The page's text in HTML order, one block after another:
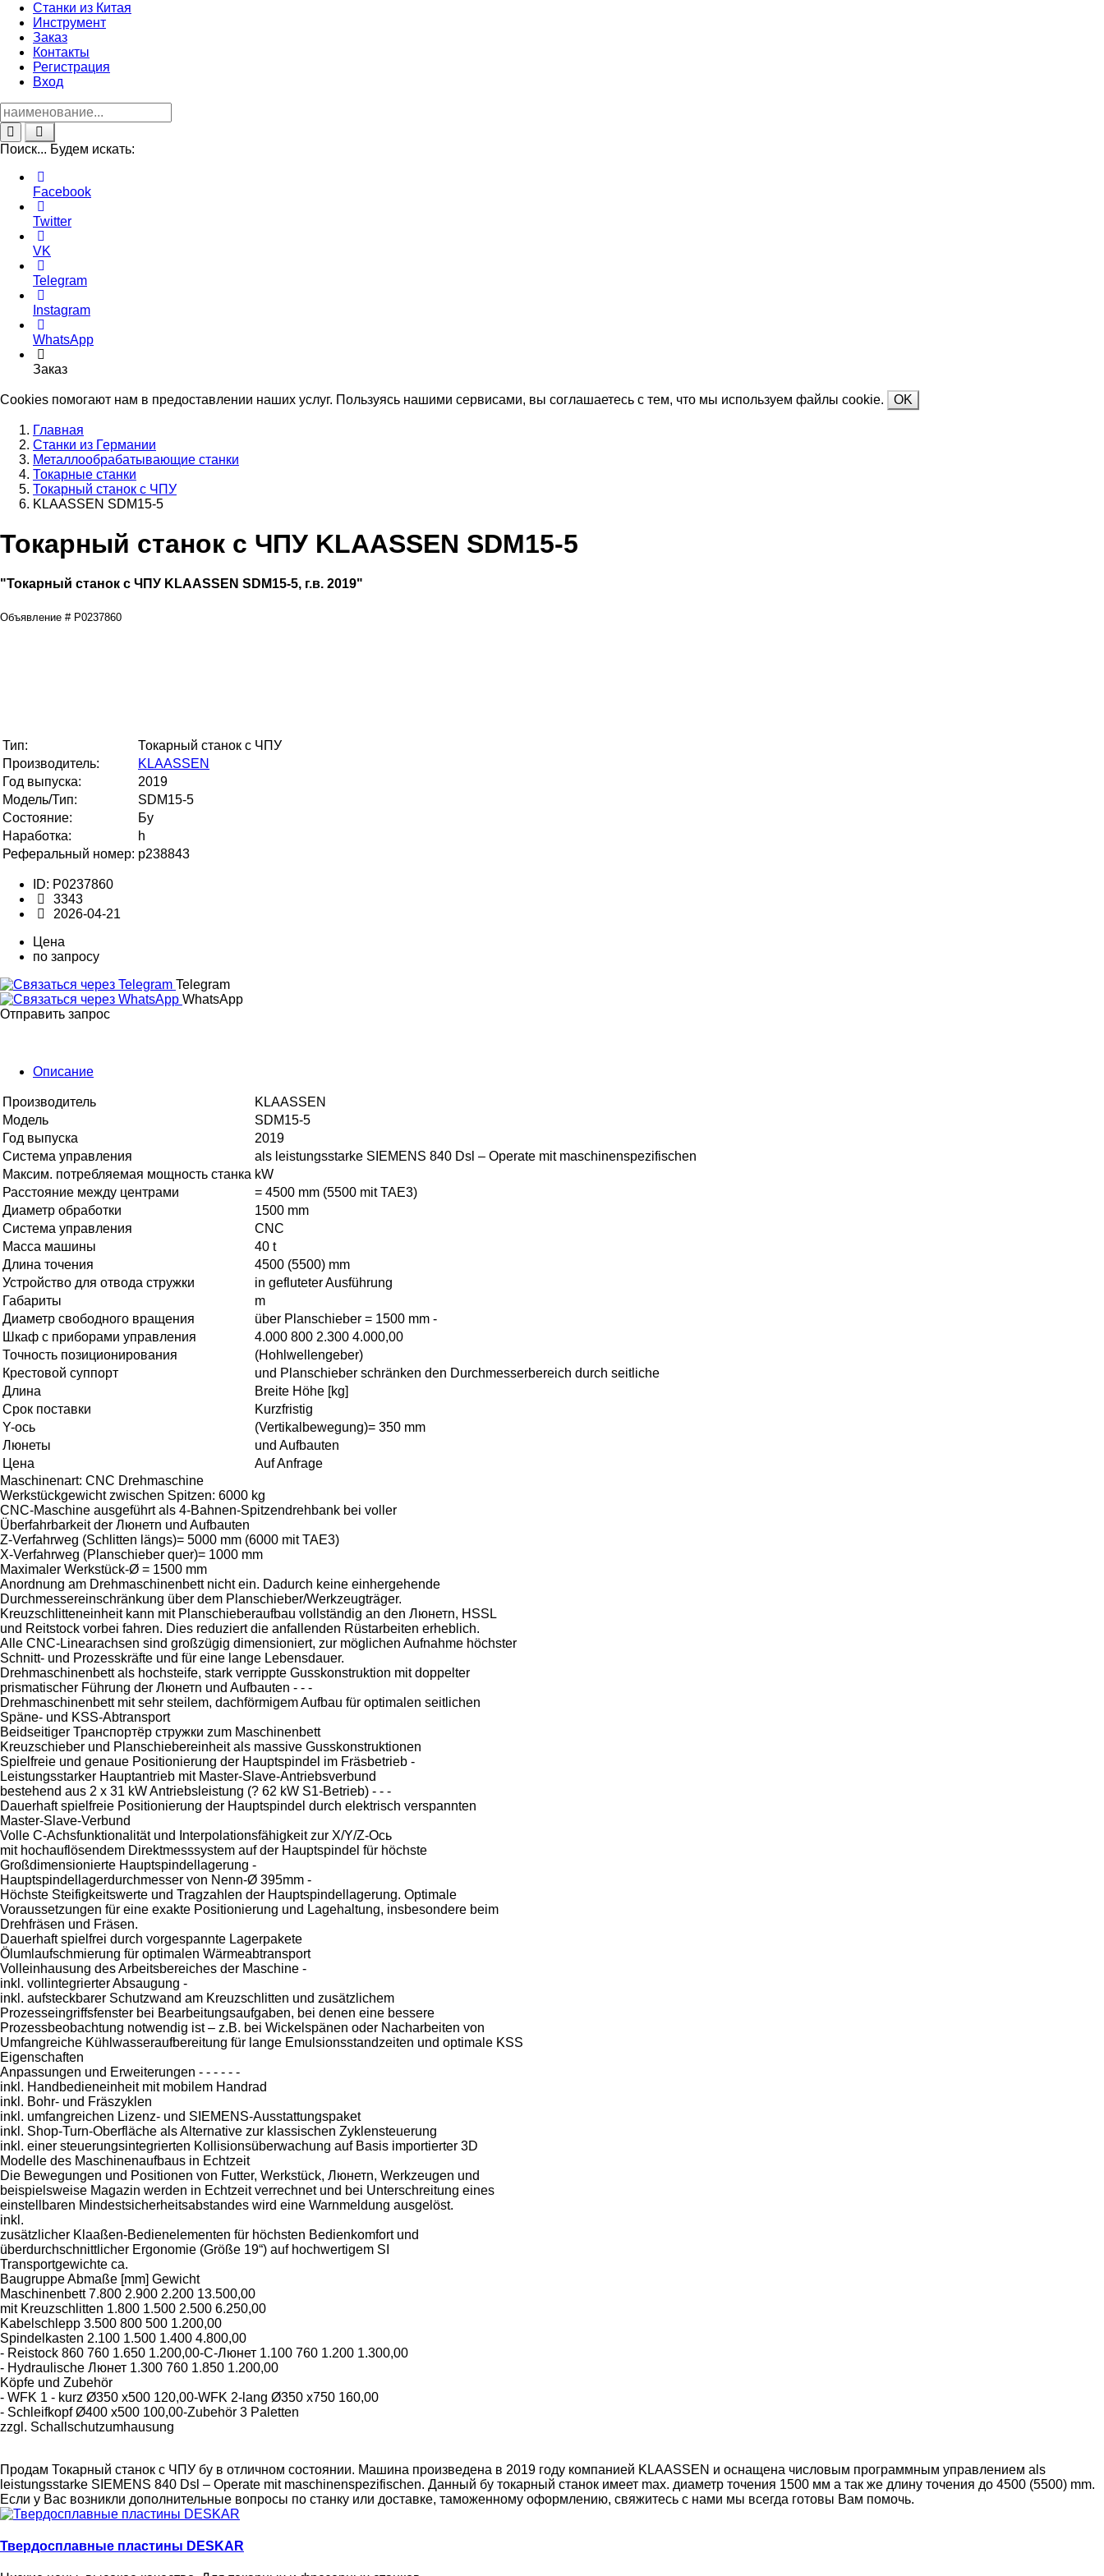
Станки из Китая
Инструмент
Заказ
Контакты
Регистрация
Вход
Поиск... Будем искать:
Facebook
Twitter
VK
Telegram
Instagram
WhatsApp
Заказ
Cookies помогают нам в предоставлении наших услуг. Пользуясь нашими сервисами, вы соглашаетесь с тем, что мы используем файлы cookie. OK
Главная
Станки из Германии
Металлообрабатывающие станки
Токарные станки
Токарный станок с ЧПУ
KLAASSEN SDM15-5
Токарный станок с ЧПУ KLAASSEN SDM15-5
"Токарный станок с ЧПУ KLAASSEN SDM15-5, г.в. 2019"
Объявление # P0237860
Тип:
Токарный станок с ЧПУ
Производитель:
KLAASSEN
Год выпуска:
2019
Модель/Тип:
SDM15-5
Состояние:
Бу
Наработка:
h
Реферальный номер: p238843
ID: P0237860
3343
2026-04-21
Цена
по запросу
Telegram
WhatsApp
Отправить запрос
Описание
Производитель
KLAASSEN
Модель
SDM15-5
Год выпуска
2019
Система управления
als leistungsstarke SIEMENS 840 Dsl – Operate mit maschinenspezifischen
Максим. потребляемая мощность станка kW
Расстояние между центрами
= 4500 mm (5500 mit TAE3)
Диаметр обработки
1500 mm
Система управления
CNC
Масса машины
40 t
Длина точения
4500 (5500) mm
Устройство для отвода стружки
in gefluteter Ausführung
Габариты
m
Диаметр свободного вращения
über Planschieber = 1500 mm -
Шкаф с приборами управления
4.000 800 2.300 4.000,00
Точность позиционирования
(Hohlwellengeber)
Крестовой суппорт
und Planschieber schränken den Durchmesserbereich durch seitliche
Длина
Breite Höhe [kg]
Срок поставки
Kurzfristig
Y-ось
(Vertikalbewegung)= 350 mm
Люнеты
und Aufbauten
Цена
Auf Anfrage
Maschinenart: CNC Drehmaschine
Werkstückgewicht zwischen Spitzen: 6000 kg
CNC-Maschine ausgeführt als 4-Bahnen-Spitzendrehbank bei voller
Überfahrbarkeit der Люнетn und Aufbauten
Z-Verfahrweg (Schlitten längs)= 5000 mm (6000 mit TAE3)
X-Verfahrweg (Planschieber quer)= 1000 mm
Maximaler Werkstück-Ø = 1500 mm
Anordnung am Drehmaschinenbett nicht ein. Dadurch keine einhergehende
Durchmessereinschränkung über dem Planschieber/Werkzeugträger.
Kreuzschlitteneinheit kann mit Planschieberaufbau vollständig an den Люнетn, HSSL
und Reitstock vorbei fahren. Dies reduziert die anfallenden Rüstarbeiten erheblich.
Alle CNC-Linearachsen sind großzügig dimensioniert, zur möglichen Aufnahme höchster
Schnitt- und Prozesskräfte und für eine lange Lebensdauer.
Drehmaschinenbett als hochsteife, stark verrippte Gusskonstruktion mit doppelter
prismatischer Führung der Люнетn und Aufbauten - - -
Drehmaschinenbett mit sehr steilem, dachförmigem Aufbau für optimalen seitlichen
Späne- und KSS-Abtransport
Beidseitiger Транспортёр стружки zum Maschinenbett
Kreuzschieber und Planschiebereinheit als massive Gusskonstruktionen
Spielfreie und genaue Positionierung der Hauptspindel im Fräsbetrieb -
Leistungsstarker Hauptantrieb mit Master-Slave-Antriebsverbund
bestehend aus 2 x 31 kW Antriebsleistung (? 62 kW S1-Betrieb) - - -
Dauerhaft spielfreie Positionierung der Hauptspindel durch elektrisch verspannten
Master-Slave-Verbund
Volle C-Achsfunktionalität und Interpolationsfähigkeit zur X/Y/Z-Ось
mit hochauflösendem Direktmesssystem auf der Hauptspindel für höchste
Großdimensionierte Hauptspindellagerung -
Hauptspindellagerdurchmesser von Nenn-Ø 395mm -
Höchste Steifigkeitswerte und Tragzahlen der Hauptspindellagerung. Optimale
Voraussetzungen für eine exakte Positionierung und Lagehaltung, insbesondere beim
Drehfräsen und Fräsen.
Dauerhaft spielfrei durch vorgespannte Lagerpakete
Ölumlaufschmierung für optimalen Wärmeabtransport
Volleinhausung des Arbeitsbereiches der Maschine -
inkl. vollintegrierter Absaugung -
inkl. aufsteckbarer Schutzwand am Kreuzschlitten und zusätzlichem
Prozesseingriffsfenster bei Bearbeitungsaufgaben, bei denen eine bessere
Prozessbeobachtung notwendig ist – z.B. bei Wickelspänen oder Nacharbeiten von
Umfangreiche Kühlwasseraufbereitung für lange Emulsionsstandzeiten und optimale KSS
Eigenschaften
Anpassungen und Erweiterungen - - - - - -
inkl. Handbedieneinheit mit mobilem Handrad
inkl. Bohr- und Fräszyklen
inkl. umfangreichen Lizenz- und SIEMENS-Ausstattungspaket
inkl. Shop-Turn-Oberfläche als Alternative zur klassischen Zyklensteuerung
inkl. einer steuerungsintegrierten Kollisionsüberwachung auf Basis importierter 3D
Modelle des Maschinenaufbaus in Echtzeit
Die Bewegungen und Positionen von Futter, Werkstück, Люнетn, Werkzeugen und
beispielsweise Magazin werden in Echtzeit verrechnet und bei Unterschreitung eines
einstellbaren Mindestsicherheitsabstandes wird eine Warnmeldung ausgelöst.
inkl.
zusätzlicher Klaaßen-Bedienelementen für höchsten Bedienkomfort und
überdurchschnittlicher Ergonomie (Größe 19“) auf hochwertigem SI
Transportgewichte ca.
Baugruppe Abmaße [mm] Gewicht
Maschinenbett 7.800 2.900 2.200 13.500,00
mit Kreuzschlitten 1.800 1.500 2.500 6.250,00
Kabelschlepp 3.500 800 500 1.200,00
Spindelkasten 2.100 1.500 1.400 4.800,00
- Reistock 860 760 1.650 1.200,00-C-Люнет 1.100 760 1.200 1.300,00
- Hydraulische Люнет 1.300 760 1.850 1.200,00
Köpfe und Zubehör
- WFK 1 - kurz Ø350 x500 120,00-WFK 2-lang Ø350 x750 160,00
- Schleifkopf Ø400 x500 100,00-Zubehör 3 Paletten
zzgl. Schallschutzumhausung
Продам Токарный станок с ЧПУ бу в отличном состоянии. Машина произведена в 2019 году компанией KLAASSEN и оснащена числовым программным управлением als
leistungsstarke SIEMENS 840 Dsl – Operate mit maschinenspezifischen. Данный бу токарный станок имеет max. диаметр точения 1500 мм а так же длину точения до 4500 (5500) mm.
Если у Вас возникли дополнительные вопросы по станку или доставке, таможенному оформлению, свяжитесь с нами мы всегда готовы Вам помочь.
Твердосплавные пластины DESKAR